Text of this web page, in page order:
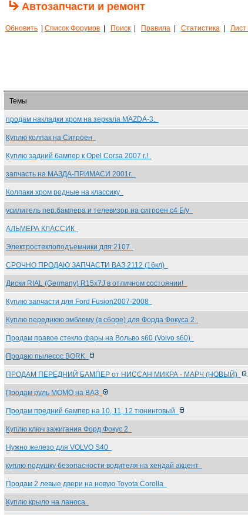
Автозапчасти и ремонт
Обновить Список Форумов Поиск Правила Статистика Лист
Темы
продам накладки хром на зеркала MAZDA-3.
Куплю колпак на Ситроен
Куплю задний бампер к Opel Corsa 2007 г.!
запчасть на МАЗДА-ПРИМАСИ 2001г.
Колпаки хром родные на классику
усилитель пер.бампера и телевизор на ситроен с4 Б/у
АЛЬМЕРА КЛАССИК
Электростеклоподъемники для 2107
СРОЧНО ПРОДАЮ ЗАПЧАСТИ ВАЗ 2112 (16кл)
Диски RIAL (Germany) R15x7J в отличном состоянии!
Куплю запчасти для Ford Fusion2007-2008
Куплю переднюю эмблему (в сборе) для Форда Фокуса 2
Продам правое стекло фары на Вольво s60 (Volvo s60)
Продаю пылесос BORK
ПРОДАМ ПЕРЕДНИЙ БАМПЕР от НИССАН МИКРА - МАРЧ (НОВЫЙ)
Продам руль МОМО на ВАЗ
Продам предний бампер на 10, 11, 12 тюнинговый
Куплю ключ зажигания Форд Фокус 2
Нужно железо для VOLVO S40
куплю подушку безопасности водителя на хендай акцент
Продам 2 левые двери на новую Toyota Corolla
Куплю крыло на ланоса